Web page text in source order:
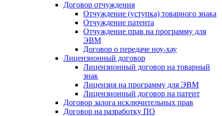
Договор отчуждения
Отчуждение (уступка) товарного знака
Отчуждение патента
Отчуждение прав на программу для
ЭВМ
Договор о передаче ноу-хау
Лицензионный договор
Лицензионный договор на товарный
знак
Лицензия на программу для ЭВМ
Лицензионный договор на патент
Договор залога исключительных прав
Договор на разработку ПО